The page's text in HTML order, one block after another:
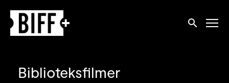
Tilgjengelighetslenker
Søk
Biblioteksfilmer